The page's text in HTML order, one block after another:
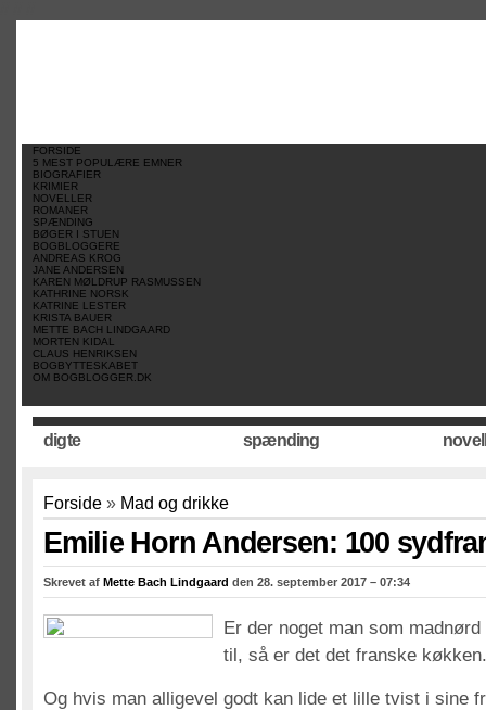
FORSIDE
5 MEST POPULÆRE EMNER
BIOGRAFIER
KRIMIER
NOVELLER
ROMANER
SPÆNDING
BØGER I STUEN
BOGBLOGGERE
ANDREAS KROG
JANE ANDERSEN
KAREN MØLDRUP RASMUSSEN
KATHRINE NORSK
KATRINE LESTER
KRISTA BAUER
METTE BACH LINDGAARD
MORTEN KIDAL
CLAUS HENRIKSEN
BOGBYTTESKABET
OM BOGBLOGGER.DK
digte spænding
Forside » Mad og drikke
Emilie Horn Andersen: 100
Skrevet af Mette Bach Lindgaard den 28. september 2017 – 07:34
Er der noget man som
til, så er det det franske køkken.
Og hvis man alligevel godt kan lide et lille tvist i sine